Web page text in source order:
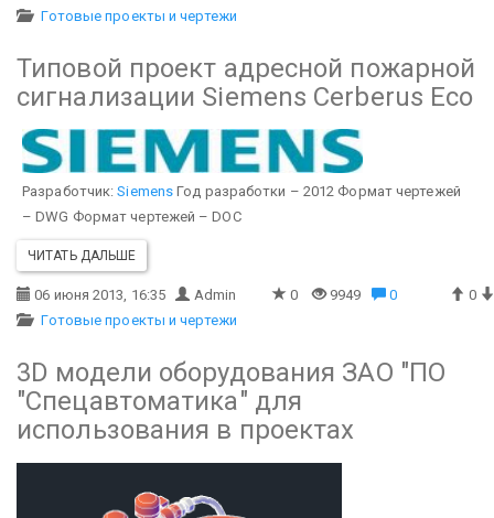
Готовые проекты и чертежи
Типовой проект адресной пожарной
сигнализации Siemens Cerberus Eco
Разработчик:Siemens Год разработки – 2012 Формат чертежей
– DWG Формат чертежей – DOC
ЧИТАТЬ ДАЛЬШЕ
06 июня 2013, 16:35 Admin 0 9949 0
0
Готовые проекты и чертежи
3D модели оборудования ЗАО "ПО
"Спецавтоматика" для
использования в проектах